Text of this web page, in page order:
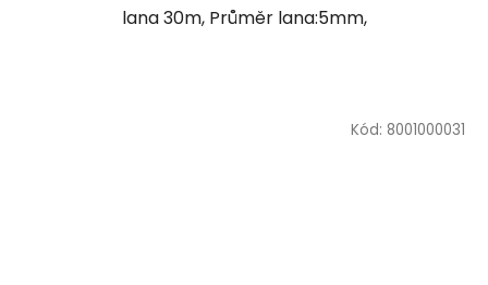
lana 30m, Průměr lana:5mm,
Kód: 8001000031